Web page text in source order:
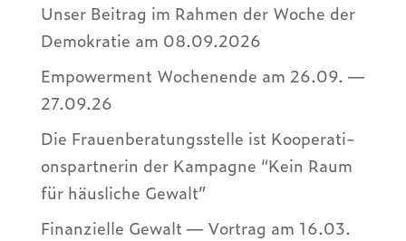
Unser Beitrag im Rahmen der Woche der
Demo­kra­tie am 08.09.2026
Empower­ment Wochen­ende am 26.09. —
27.09.26
Die Frau­en­be­ra­tungs­stelle ist Koope­ra­ti­
ons­part­ne­rin der Kampa­gne “Kein Raum
für häus­li­che Gewalt”
Finan­zi­elle Gewalt — Vortrag am 16.03.